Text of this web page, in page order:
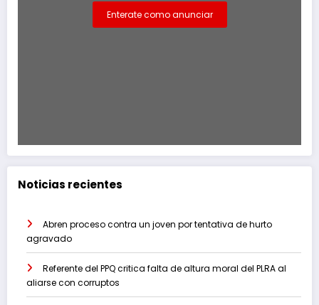
Enterate como anunciar
Noticias recientes
Abren proceso contra un joven por tentativa de hurto
agravado
Referente del PPQ critica falta de altura moral del PLRA al
aliarse con corruptos